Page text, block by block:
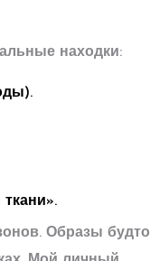
находки:
Образы будто